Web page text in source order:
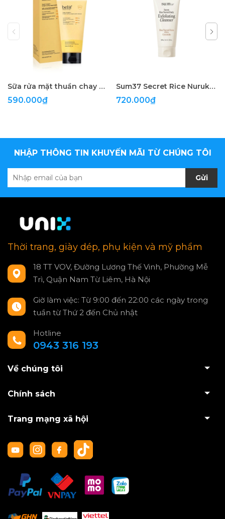
Sữa rửa mặt thuần chay Belif Super Knights Bright Toning Vegan Pack Cleanser 150ml
590.000₫
Sum37 Secret Rice Nuruk Daily Exfoliati
720.000₫
NHẬP THÔNG TIN KHUYẾN MÃI TỪ CHÚNG TÔI
Gửi
Thời trang, giày dép, phụ kiện và mỹ phẩm
18 TT VOV, Đường Lương Thế Vinh, Phường Mễ
Trì, Quận Nam Từ Liêm, Hà Nội
Giờ làm việc: Từ 9:00 đến 22:00 các ngày trong
tuần từ Thứ 2 đến Chủ nhật
Hotline
0943 316 193
Về chúng tôi
Chính sách
Trang mạng xã hội